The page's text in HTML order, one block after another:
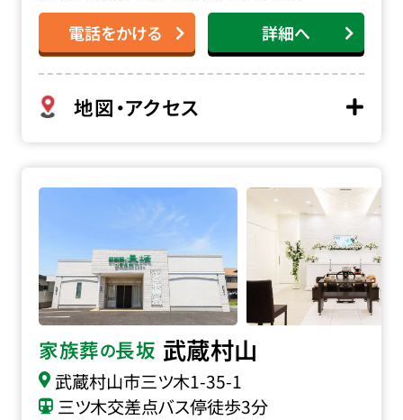
電話をかける 詳細へ
地図・アクセス
家族葬の長坂 武蔵村山
武蔵村山市三ツ木1-35-1
三ツ木交差点バス停徒歩3分